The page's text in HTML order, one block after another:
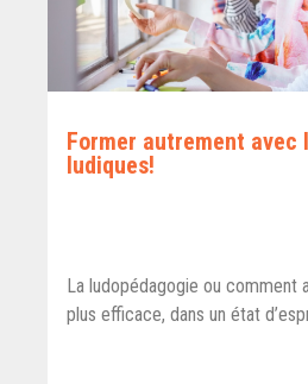
Former autrement
ludiques!
La ludopédagogie ou comment
plus efficace, dans un état